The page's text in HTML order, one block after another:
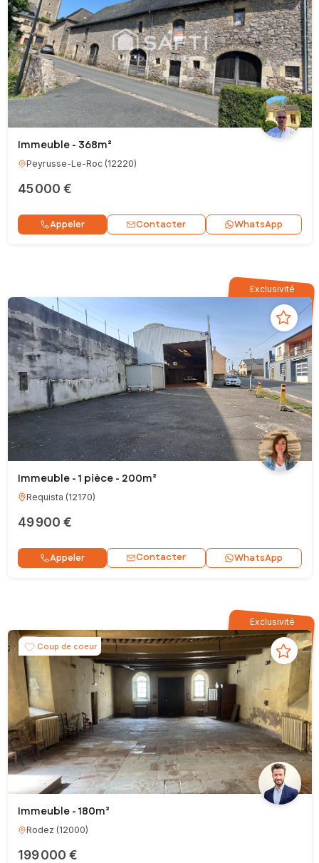
Immeuble - 368m²
Peyrusse-Le-Roc(12220)
45 000 €
Appeler Contacter WhatsApp
Exclusivité
Immeuble - 1 pièce - 200m²
Requista (12170)
49 900 €
Appeler Contacter WhatsApp
Exclusivité
Coup de coeur
Immeuble - 180m²
Rodez (12000)
199 000 €